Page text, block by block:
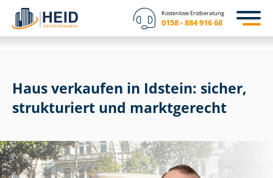
Kostenlose Erstberatung
0158 - 884 916 68
Haus verkaufen in Idstein: sicher,
strukturiert und marktgerecht